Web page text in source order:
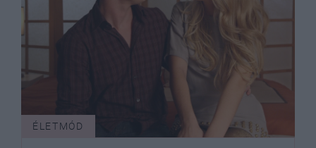
ÉLETMÓD